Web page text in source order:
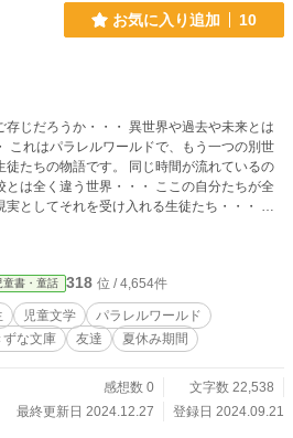
お気に入り追加 10
じだろうか・・・ 異世界や過去や未来とは
これはパラレルワールドで、もう一つの別世
たちの物語です。 同じ時間が流れているの
は全く違う世界・・・ ここの自分たちが全
実としてそれを受け入れる生徒たち・・・ そ
ちが感じた事とは・・・ 読んで頂けてら幸
童書・童話 318 位 / 4,654件
児童文学
パラレルワールド
ずな文庫 友達 夏休み期間
感想数 0
文字数 22,538
最終更新日 2024.12.27
登録日 2024.09.21